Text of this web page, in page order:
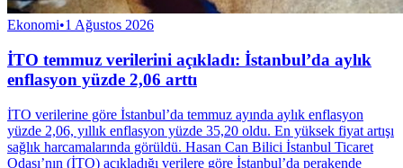
Ekonomi•1 Ağustos 2026
İTO temmuz verilerini açıkladı: İstanbul’da aylık
enflasyon yüzde 2,06 arttı
İTO verilerine göre İstanbul’da temmuz ayında aylık enflasyon
yüzde 2,06, yıllık enflasyon yüzde 35,20 oldu. En yüksek fiyat artışı
sağlık harcamalarında görüldü. Hasan Can Bilici İstanbul Ticaret
Odası’nın (İTO) açıkladığı verilere göre İstanbul’da perakende